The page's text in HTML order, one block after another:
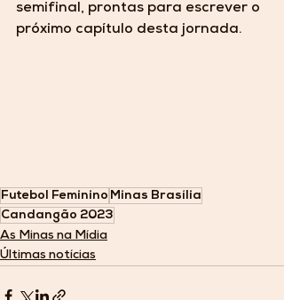
semifinal, prontas para escrever o
próximo capítulo desta jornada.
Futebol Feminino Minas Brasília
Candangão 2023
As Minas na Mídia
Últimas notícias